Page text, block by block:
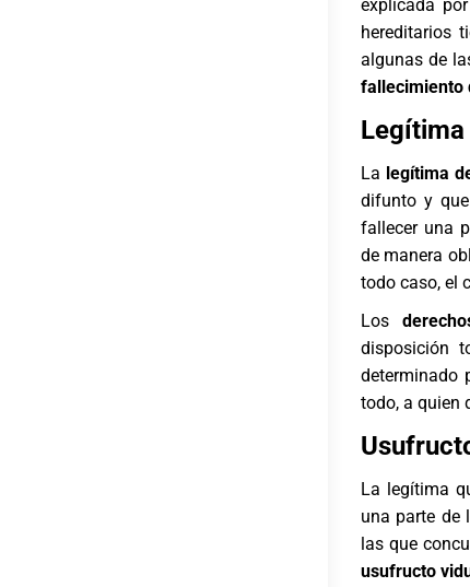
explicada por
hereditarios
algunas de
fallecimiento
Legítima
La legítima
difunto y
fallecer una
de manera
todo caso, el
Los
disposición
determinado
todo, a quien
La legítima
una parte de
las que
usufructo